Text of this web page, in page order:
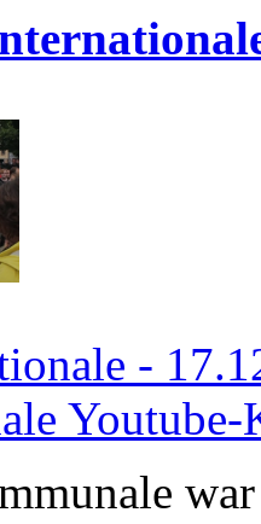
-
Youtube-